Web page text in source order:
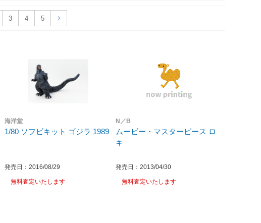
3 4 5
海洋堂
1/80 ソフビキット ゴジラ 1989
発売日：2016/08/29
無料査定いたします
N／B
ムービー・マスターピース ロ
キ
発売日：2013/04/30
無料査定いたします